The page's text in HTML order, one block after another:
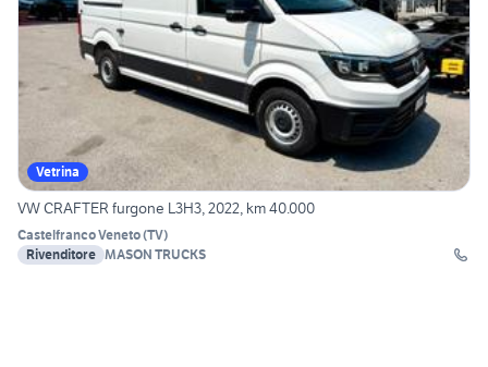
Vetrina
VW CRAFTER furgone L3H3, 2022, km 40.000
Castelfranco Veneto(TV)
Rivenditore MASON TRUCKS